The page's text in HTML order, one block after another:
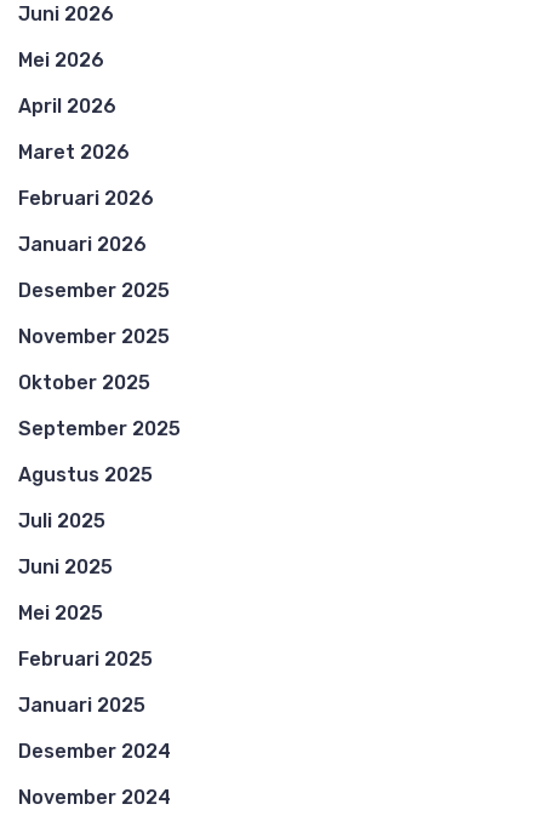
Juni 2026
Mei 2026
April 2026
Maret 2026
Februari 2026
Januari 2026
Desember 2025
November 2025
Oktober 2025
September 2025
Agustus 2025
Juli 2025
Juni 2025
Mei 2025
Februari 2025
Januari 2025
Desember 2024
November 2024